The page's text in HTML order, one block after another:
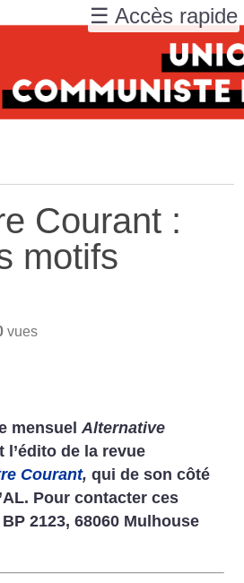
Courant :
motifs
vues
mensuelAlternative
l’édito de la revue
Courant, qui de son côté
Pour contacter ces
2123, 68060 Mulhouse
☰ Accès rapide